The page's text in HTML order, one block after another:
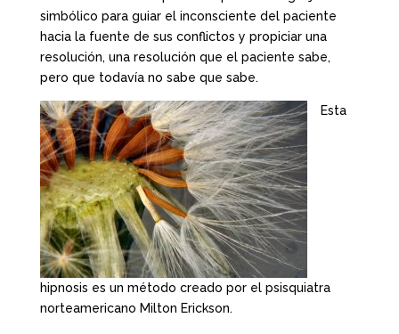
simbólico para guiar el inconsciente del paciente
hacia la fuente de sus conflictos y propiciar una
resolución, una resolución que el paciente sabe,
pero que todavía no sabe que sabe.
Esta
hipnosis es un método creado por el psisquiatra
norteamericano Milton Erickson.